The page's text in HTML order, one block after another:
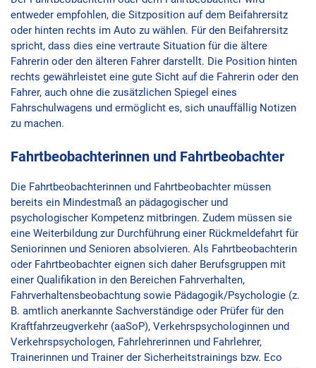
entweder empfohlen, die Sitzposition auf dem Beifahrersitz
oder hinten rechts im Auto zu wählen. Für den Beifahrersitz
spricht, dass dies eine vertraute Situation für die ältere
Fahrerin oder den älteren Fahrer darstellt. Die Position hinten
rechts gewährleistet eine gute Sicht auf die Fahrerin oder den
Fahrer, auch ohne die zusätzlichen Spiegel eines
Fahrschulwagens und ermöglicht es, sich unauffällig Notizen
zu machen.
Fahrtbeobachterinnen und Fahrtbeobachter
Die Fahrtbeobachterinnen und Fahrtbeobachter müssen
bereits ein Mindestmaß an pädagogischer und
psychologischer Kompetenz mitbringen. Zudem müssen sie
eine Weiterbildung zur Durchführung einer Rückmeldefahrt für
Seniorinnen und Senioren absolvieren. Als Fahrtbeobachterin
oder Fahrtbeobachter eignen sich daher Berufsgruppen mit
einer Qualifikation in den Bereichen Fahrverhalten,
Fahrverhaltensbeobachtung sowie Pädagogik/Psychologie (z.
B. amtlich anerkannte Sachverständige oder Prüfer für den
Kraftfahrzeugverkehr (aaSoP), Verkehrspsychologinnen und
Verkehrspsychologen, Fahrlehrerinnen und Fahrlehrer,
Trainerinnen und Trainer der Sicherheitstrainings bzw. Eco